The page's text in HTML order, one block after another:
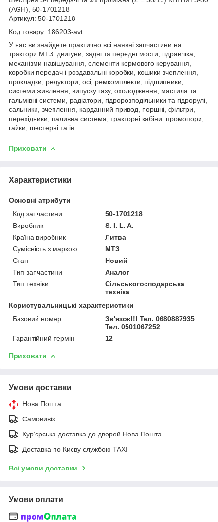
(AGH), 50-1701218
Артикул: 50-1701218
Код товару: 186203-avt
У нас ви знайдете практично всі наявні запчастини на
трактори МТЗ: двигуни, задні та передні мости, гідравліка,
механізми навішування, елементи кермового керування,
коробки передач і роздавальні коробки, кошики зчеплення,
прокладки, редуктори, осі, ремкомплекти, підшипники,
системи живлення, випуску газу, охолодження, мастила та
гальмівні системи, радіатори, гідророзподільники та гідрорулі,
сальники, зчеплення, карданний привод, поршні, фільтри,
перехідники, паливна система, тракторні кабіни, промопори,
гайки, шестерні та ін.
Приховати
Характеристики
Основні атрибути
Код запчастини
50-1701218
Виробник
S. I. L. A.
Країна виробник
Литва
Сумісність з маркою
МТЗ
Стан
Новий
Тип запчастини
Аналог
Тип техніки
Сільськогосподарська
техніка
Користувальницькі характеристики
Базовий номер
Зв'язок!!! Тел. 0680887935
Тел. 0501067252
Гарантійний термін
12
Приховати
Умови доставки
Нова Пошта
Самовивіз
Курʼєрська доставка до дверей Нова Пошта
Доставка по Києву службою TAXI
Всі умови доставки
Умови оплати